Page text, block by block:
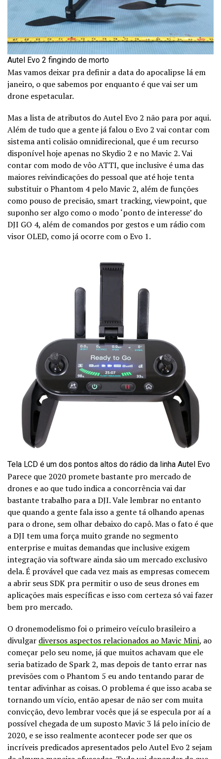
Autel Evo 2 fingindo de morto
Mas vamos deixar pra definir a data do apocalipse lá em
janeiro, o que sabemos por enquanto é que vai ser um
drone espetacular.
Mas a lista de atributos do Autel Evo 2 não para por aqui.
Além de tudo que a gente já falou o Evo 2 vai contar com
sistema anti colisão omnidirecional, que é um recurso
disponível hoje apenas no Skydio 2 e no Mavic 2. Vai
contar com modo de vôo ATTI, que inclusive é uma das
maiores reivindicações do pessoal que até hoje tenta
substituir o Phantom 4 pelo Mavic 2, além de funções
como pouso de precisão, smart tracking, viewpoint, que
suponho ser algo como o modo ‘ponto de interesse’ do
DJI GO 4, além de comandos por gestos e um rádio com
visor OLED, como já ocorre com o Evo 1.
Tela LCD é um dos pontos altos do rádio da linha Autel Evo
Parece que 2020 promete bastante pro mercado de
drones e ao que tudo indica a concorrência vai dar
bastante trabalho para a DJI. Vale lembrar no entanto
que quando a gente fala isso a gente tá olhando apenas
para o drone, sem olhar debaixo do capô. Mas o fato é que
a DJI tem uma força muito grande no segmento
enterprise e muitas demandas que inclusive exigem
integração via software ainda são um mercado exclusivo
dela. É provável que cada vez mais as empresas comecem
a abrir seus SDK pra permitir o uso de seus drones em
aplicações mais específicas e isso com certeza só vai fazer
bem pro mercado.
O dronemodelismo foi o primeiro veículo brasileiro a
divulgar diversos aspectos relacionados ao Mavic Mini, ao
começar pelo seu nome, já que muitos achavam que ele
seria batizado de Spark 2, mas depois de tanto errar nas
previsões com o Phantom 5 eu ando tentando parar de
tentar adivinhar as coisas. O problema é que isso acaba se
tornando um vício, então apesar de não ser com muita
convicção, devo lembrar vocês que já se especula por aí a
possível chegada de um suposto Mavic 3 lá pelo início de
2020, e se isso realmente acontecer pode ser que os
incríveis predicados apresentados pelo Autel Evo 2 sejam